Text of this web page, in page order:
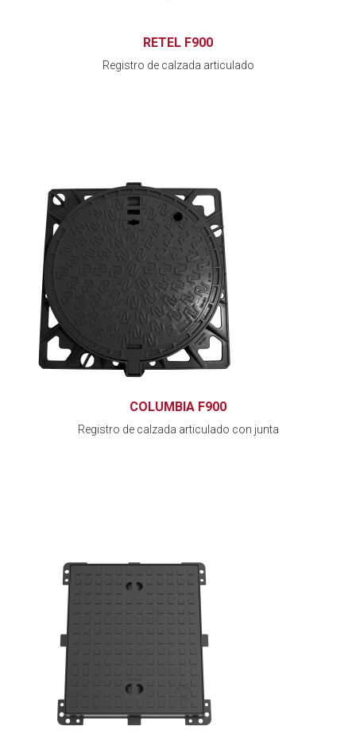
RETEL F900
Registro de calzada articulado
COLUMBIA F900
Registro de calzada articulado con junta